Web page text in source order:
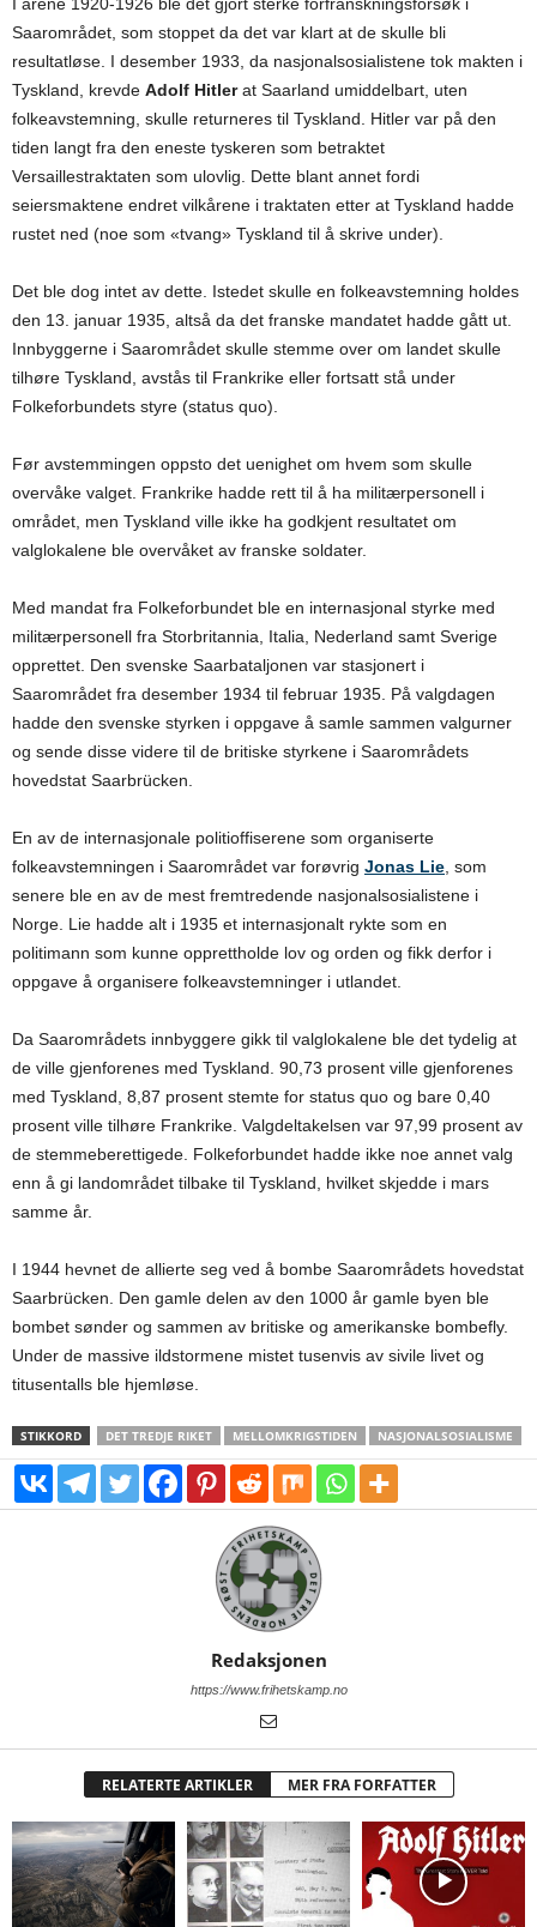
Saarområdet, som stoppet da det var klart at de skulle bli
resultatløse. I desember 1933, da nasjonalsosialistene tok makten i
Tyskland, krevde Adolf Hitlerat Saarland umiddelbart, uten
folkeavstemning, skulle returneres til Tyskland. Hitler var på den
tiden langt fra den eneste tyskeren som betraktet
Versaillestraktaten som ulovlig. Dette blant annet fordi
seiersmaktene endret vilkårene i traktaten etter at Tyskland hadde
rustet ned (noe som «tvang» Tyskland til å skrive under).
Det ble dog intet av dette. Istedet skulle en folkeavstemning holdes
den 13. januar 1935, altså da det franske mandatet hadde gått ut.
Innbyggerne i Saarområdet skulle stemme over om landet skulle
tilhøre Tyskland, avstås til Frankrike eller fortsatt stå under
Folkeforbundets styre (status quo).
Før avstemmingen oppsto det uenighet om hvem som skulle
overvåke valget. Frankrike hadde rett til å ha militærpersonell i
området, men Tyskland ville ikke ha godkjent resultatet om
valglokalene ble overvåket av franske soldater.
Med mandat fra Folkeforbundet ble en internasjonal styrke med
militærpersonell fra Storbritannia, Italia, Nederland samt Sverige
opprettet. Den svenske Saarbataljonen var stasjonert i
Saarområdet fra desember 1934 til februar 1935. På valgdagen
hadde den svenske styrken i oppgave å samle sammen valgurner
og sende disse videre til de britiske styrkene i Saarområdets
hovedstat Saarbrücken.
En av de internasjonale politioffiserene som organiserte
folkeavstemningen i Saarområdet var forøvrig Jonas Lie , som
senere ble en av de mest fremtredende nasjonalsosialistene i
Norge. Lie hadde alt i 1935 et internasjonalt rykte som en
politimann som kunne opprettholde lov og orden og fikk derfor i
oppgave å organisere folkeavstemninger i utlandet.
Da Saarområdets innbyggere gikk til valglokalene ble det tydelig at
de ville gjenforenes med Tyskland. 90,73 prosent ville gjenforenes
med Tyskland, 8,87 prosent stemte for status quo og bare 0,40
prosent ville tilhøre Frankrike. Valgdeltakelsen var 97,99 prosent av
de stemmeberettigede. Folkeforbundet hadde ikke noe annet valg
enn å gi landområdet tilbake til Tyskland, hvilket skjedde i mars
samme år.
I 1944 hevnet de allierte seg ved å bombe Saarområdets hovedstat
Saarbrücken. Den gamle delen av den 1000 år gamle byen ble
bombet sønder og sammen av britiske og amerikanske bombefly.
Under de massive ildstormene mistet tusenvis av sivile livet og
titusentalls ble hjemløse.
STIKKORD DET TREDJE RIKET MELLOMKRIGSTIDEN NASJONALSOSIALISME
Redaksjonen
https://www.frihetskamp.no
RELATERTE ARTIKLER MER FRA FORFATTER